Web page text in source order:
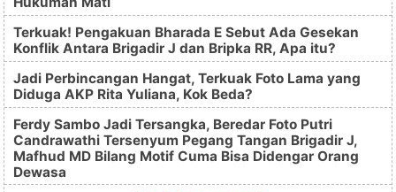
Terkuak! Pengakuan Bharada E Sebut Ada Gesekan
Konflik Antara Brigadir J dan Bripka RR, Apa itu?
Jadi Perbincangan Hangat, Terkuak Foto Lama yang
Diduga AKP Rita Yuliana, Kok Beda?
Ferdy Sambo Jadi Tersangka, Beredar Foto Putri
Candrawathi Tersenyum Pegang Tangan Brigadir J,
Mafhud MD Bilang Motif Cuma Bisa Didengar Orang
Dewasa